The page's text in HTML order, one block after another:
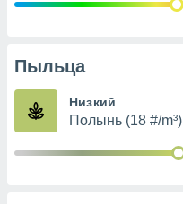
Пыльца
Низкий
Полынь (18 #/m³)